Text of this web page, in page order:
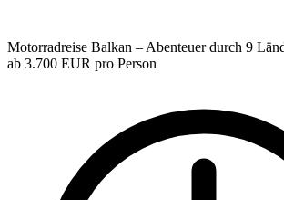
Motorradreise Balkan – Abenteuer durch 9
ab 3.700 EUR pro Person